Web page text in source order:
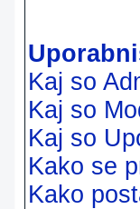
Kaj so
Kaj so
Kaj so
Kako se
Kako